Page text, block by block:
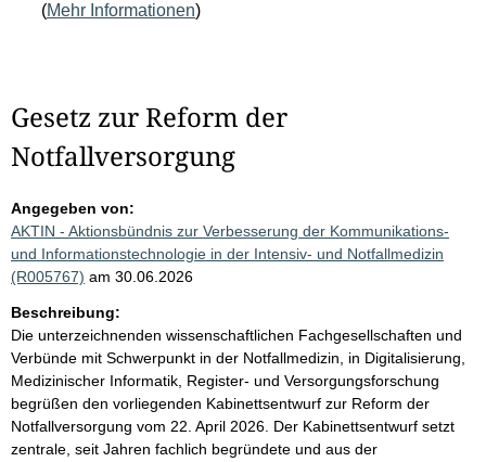
(Mehr Informationen)
Gesetz zur Reform der
Notfallversorgung
Angegeben von:
AKTIN - Aktionsbündnis zur Verbesserung der Kommunikations-
und Informationstechnologie in der Intensiv- und Notfallmedizin
(R005767) am 30.06.2026
Beschreibung:
Die unterzeichnenden wissenschaftlichen Fachgesellschaften und
Verbünde mit Schwerpunkt in der Notfallmedizin, in Digitalisierung,
Medizinischer Informatik, Register- und Versorgungsforschung
begrüßen den vorliegenden Kabinettsentwurf zur Reform der
Notfallversorgung vom 22. April 2026. Der Kabinettsentwurf setzt
zentrale, seit Jahren fachlich begründete und aus der